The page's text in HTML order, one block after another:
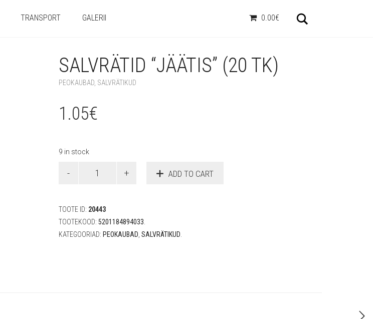
TRANSPORT GALERII 0.00€
SALVRÄTID “JÄÄTIS” (20 TK)
PEOKAUBAD SALVRÄTIKUD
1.05€
9 in stock
"Jäätis"
quantity
ADD TO CART
TOOTE ID: 20443
TOOTEKOOD: 5201184894033
KATEGOORIAD: PEOKAUBAD SALVRÄTIKUD